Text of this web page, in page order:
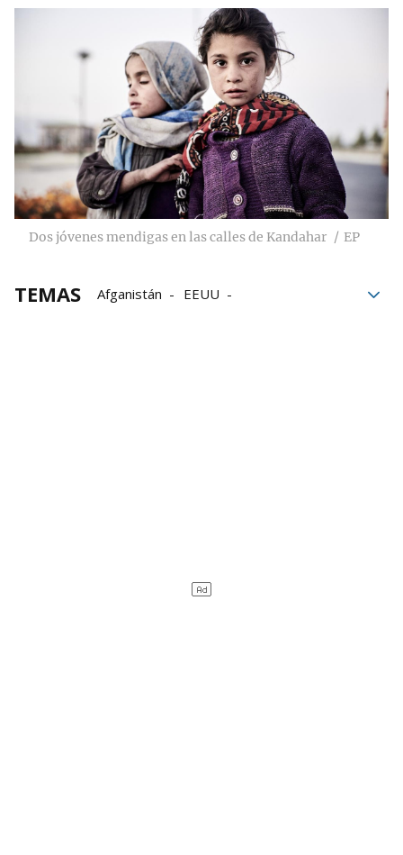
Dos jóvenes mendigas en las calles de Kandahar EP
TEMAS Afganistán
EEUU